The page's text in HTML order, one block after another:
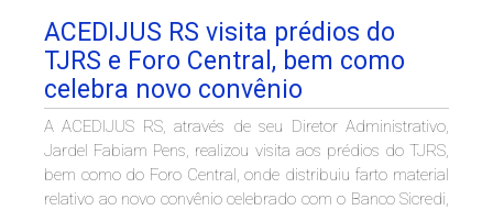
ACEDIJUS RS visita prédios do
TJRS e Foro Central, bem como
celebra novo convênio
A ACEDIJUS RS, através de seu Diretor Administrativo,
Jardel Fabiam Pens, realizou visita aos prédios do TJRS,
bem como do Foro Central, onde distribuiu farto material
relativo ao novo convênio celebrado com o Banco Sicredi,